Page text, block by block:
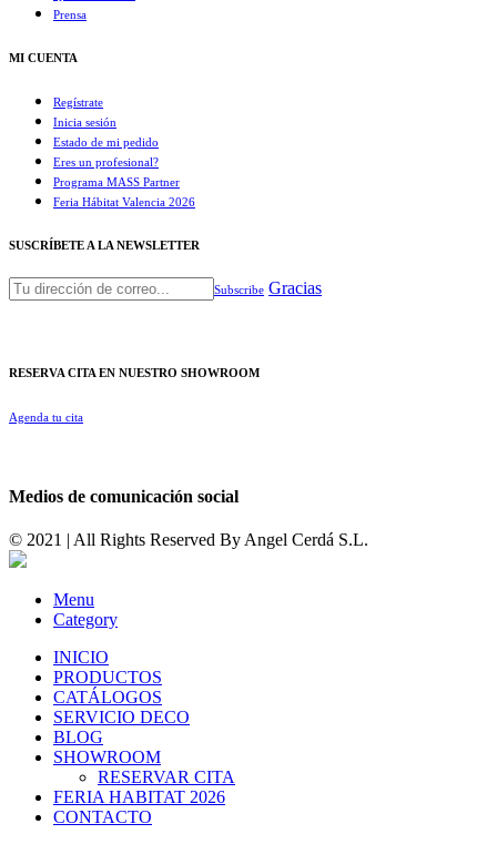
Prensa
MI CUENTA
Regístrate
Inicia sesión
Estado de mi pedido
Eres un profesional?
Programa MASS Partner
Feria Hábitat Valencia 2026​
SUSCRÍBETE A LA NEWSLETTER
Subscribe Gracias
RESERVA CITA EN NUESTRO SHOWROOM
Agenda tu cita
Medios de comunicación social
© 2021 | All Rights Reserved By Angel Cerdá S.L.
Menu
Category
INICIO
PRODUCTOS
CATÁLOGOS
SERVICIO DECO
BLOG
SHOWROOM
RESERVAR CITA
FERIA HABITAT 2026
CONTACTO